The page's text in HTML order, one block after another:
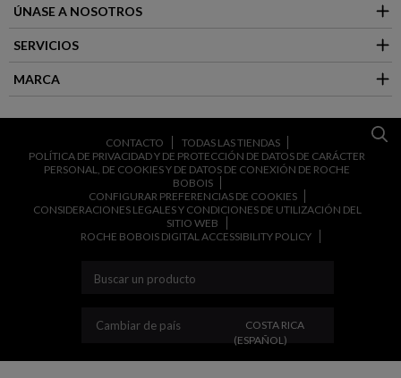
ÚNASE A NOSOTROS
SERVICIOS
MARCA
CONTACTO
TODAS LAS TIENDAS
POLÍTICA DE PRIVACIDAD Y DE PROTECCIÓN DE DATOS DE CARÁCTER
PERSONAL, DE COOKIES Y DE DATOS DE CONEXIÓN DE ROCHE
BOBOIS
CONFIGURAR PREFERENCIAS DE COOKIES
CONSIDERACIONES LEGALES Y CONDICIONES DE UTILIZACIÓN DEL
SITIO WEB
ROCHE BOBOIS DIGITAL ACCESSIBILITY POLICY
Cambiar de país CAMBIAR DE PAÍS
COSTA RICA
(ESPAÑOL)